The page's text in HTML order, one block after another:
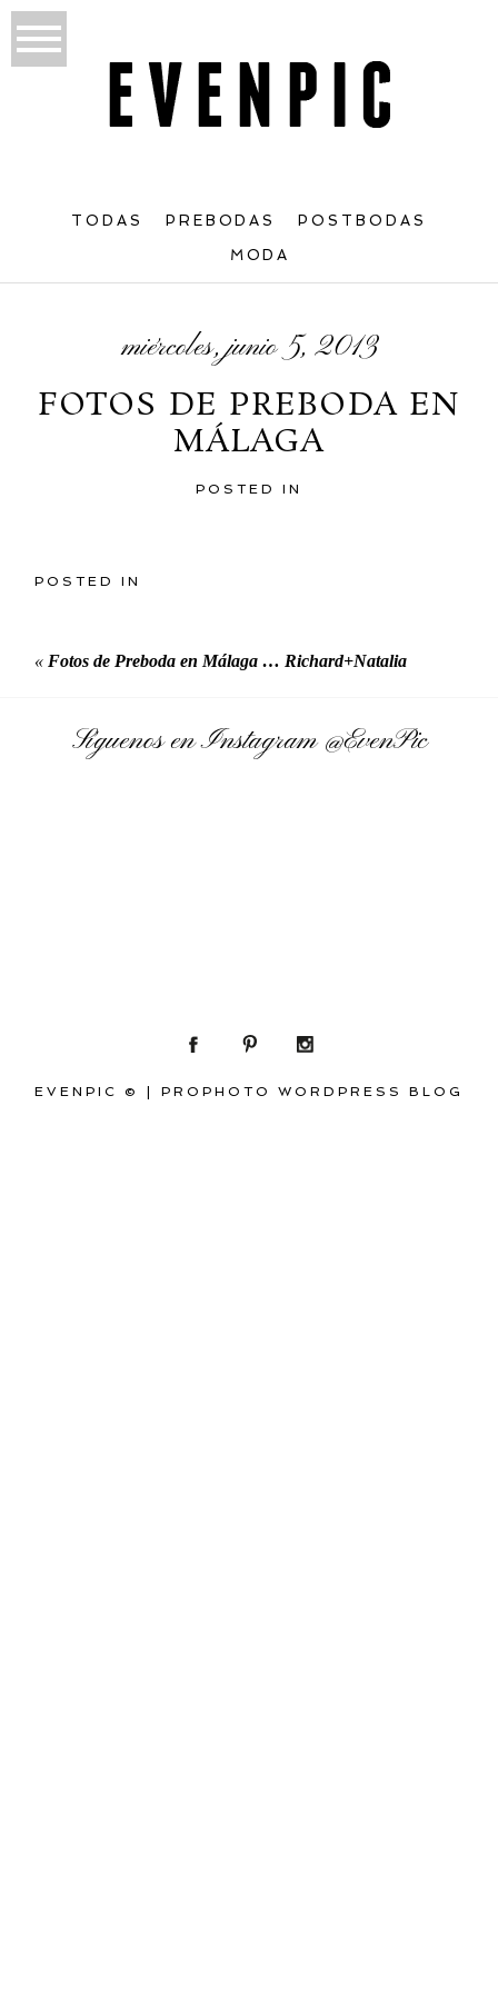
TODAS PREBODAS POSTBODAS
MODA
miércoles, junio 5, 2013
FOTOS DE PREBODA EN
MÁLAGA
POSTED IN
POSTED IN
« Fotos de Preboda en Málaga … Richard+Natalia
Síguenos en Instagram@EvenPic
EVENPIC © PROPHOTO WORDPRESS BLOG